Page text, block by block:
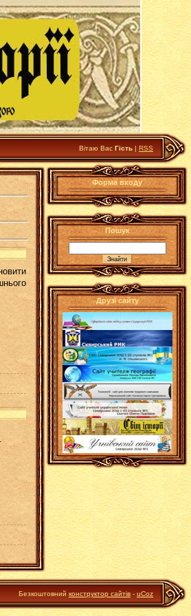
Вітаю Вас Гість | RSS
Форма входу
Пошук
Друзі сайту
Безкоштовний конструктор сайтів - uCoz